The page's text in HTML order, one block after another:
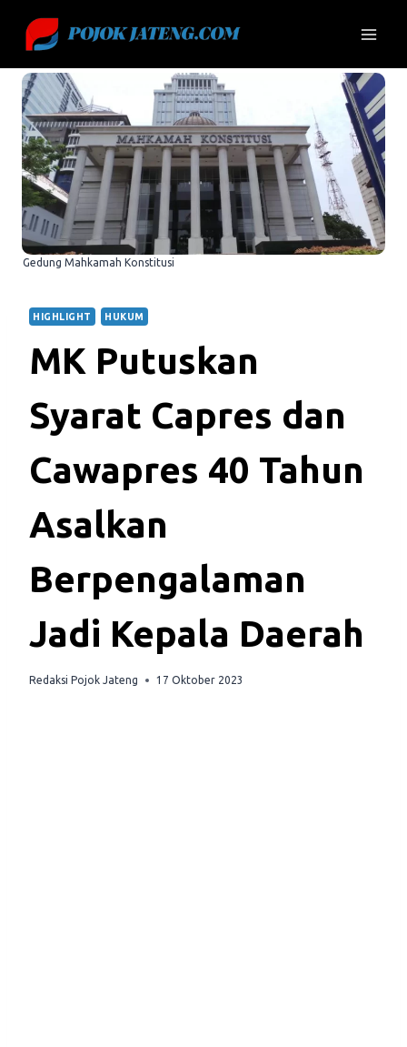
content
Gedung Mahkamah Konstitusi
HIGHLIGHT HUKUM
MK Putuskan
Syarat Capres dan
Cawapres 40 Tahun
Asalkan
Berpengalaman
Jadi Kepala Daerah
Redaksi Pojok Jateng 17 Oktober 2023